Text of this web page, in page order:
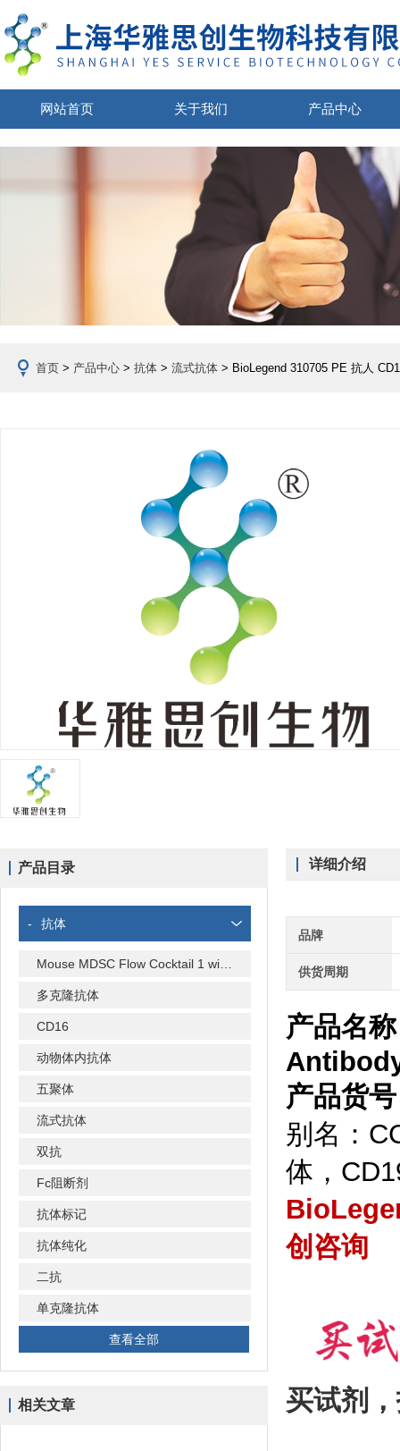
网站首页 关于我们 产品中心
首页 > 产品中心 > 抗体 > 流式抗体 > BioLegend 310705 PE 抗人
产品目录
- 抗体
多克隆抗体
CD16
动物体内抗体
五聚体
流式抗体
双抗
Fc阻断剂
抗体标记
抗体纯化
二抗
单克隆抗体
查看全部
相关文章
详细介绍
品牌
供货周期
产品名
产品货
别名：
体，
创咨询
买试剂